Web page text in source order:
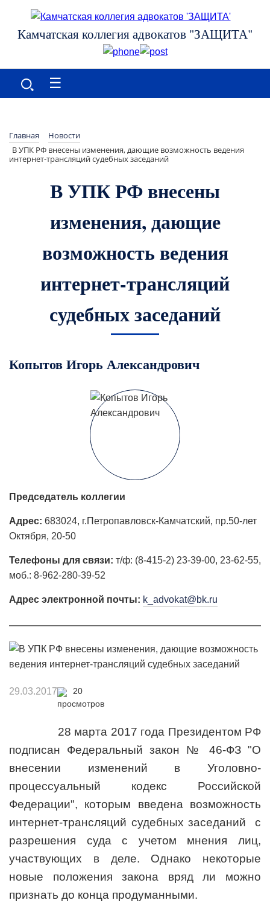
Камчатская коллегия адвокатов "ЗАЩИТА"
☰
Главная
Новости
В УПК РФ внесены изменения, дающие возможность ведения
интернет-трансляций судебных заседаний
В УПК РФ внесены
изменения, дающие
возможность ведения
интернет-трансляций
судебных заседаний
Копытов Игорь Александрович
Председатель коллегии
Адрес: 683024, г.Петропавловск-Камчатский, пр.50-лет
Октября, 20-50
Телефоны для связи: т/ф: (8-415-2) 23-39-00, 23-62-55,
моб.: 8-962-280-39-52
Адрес электронной почты: k_advokat@bk.ru
29.03.2017 20
28 марта 2017 года Президентом РФ
подписан Федеральный закон № 46-ФЗ "О
внесении изменений в Уголовно-
процессуальный кодекс Российской
Федерации", которым введена возможность
интернет-трансляций судебных заседаний с
разрешения суда с учетом мнения лиц,
участвующих в деле. Однако некоторые
новые положения закона вряд ли можно
признать до конца продуманными.